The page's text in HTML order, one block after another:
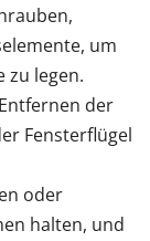
um
zu legen.
der
Fensterflügel
oder
halten, und